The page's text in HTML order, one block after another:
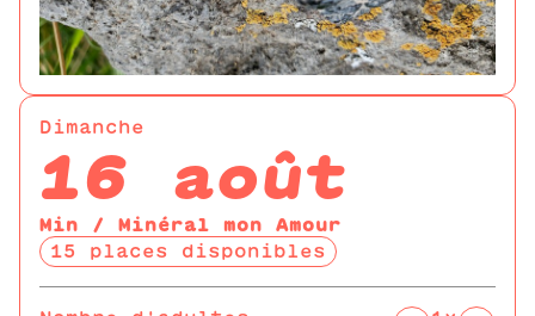
Dimanche
16 août
Min / Minéral mon Amour
15 places disponibles